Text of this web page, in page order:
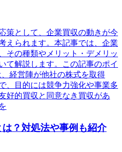
策として、企業買収の動きが今
えられます。本記事では、企業
その種類やメリット・デメリッ
て解説します。この記事のポイ
経営陣が他社の株式を取得
、目的には競争力強化や事業多
好的買収と同意なき買収があ
？対処法や事例も紹介